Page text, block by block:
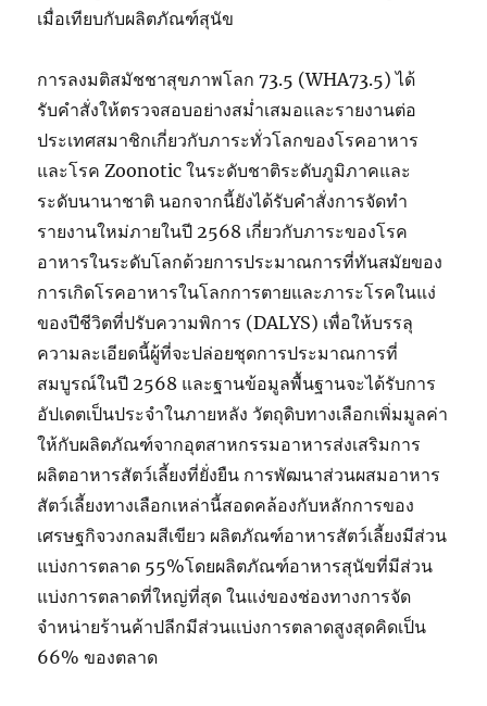
เมื่อเทียบกับผลิตภัณฑ์สุนัข
การลงมติสมัชชาสุขภาพโลก 73.5 (WHA73.5) ได้
รับคำสั่งให้ตรวจสอบอย่างสม่ำเสมอและรายงานต่อ
ประเทศสมาชิกเกี่ยวกับภาระทั่วโลกของโรคอาหาร
และโรค Zoonotic ในระดับชาติระดับภูมิภาคและ
ระดับนานาชาติ นอกจากนี้ยังได้รับคำสั่งการจัดทำ
รายงานใหม่ภายในปี 2568 เกี่ยวกับภาระของโรค
อาหารในระดับโลกด้วยการประมาณการที่ทันสมัยของ
การเกิดโรคอาหารในโลกการตายและภาระโรคในแง่
ของปีชีวิตที่ปรับความพิการ (DALYS) เพื่อให้บรรลุ
ความละเอียดนี้ผู้ที่จะปล่อยชุดการประมาณการที่
สมบูรณ์ในปี 2568 และฐานข้อมูลพื้นฐานจะได้รับการ
อัปเดตเป็นประจำในภายหลัง วัตถุดิบทางเลือกเพิ่มมูลค่า
ให้กับผลิตภัณฑ์จากอุตสาหกรรมอาหารส่งเสริมการ
ผลิตอาหารสัตว์เลี้ยงที่ยั่งยืน การพัฒนาส่วนผสมอาหาร
สัตว์เลี้ยงทางเลือกเหล่านี้สอดคล้องกับหลักการของ
เศรษฐกิจวงกลมสีเขียว ผลิตภัณฑ์อาหารสัตว์เลี้ยงมีส่วน
แบ่งการตลาด 55%โดยผลิตภัณฑ์อาหารสุนัขที่มีส่วน
แบ่งการตลาดที่ใหญ่ที่สุด ในแง่ของช่องทางการจัด
จำหน่ายร้านค้าปลีกมีส่วนแบ่งการตลาดสูงสุดคิดเป็น
66% ของตลาด